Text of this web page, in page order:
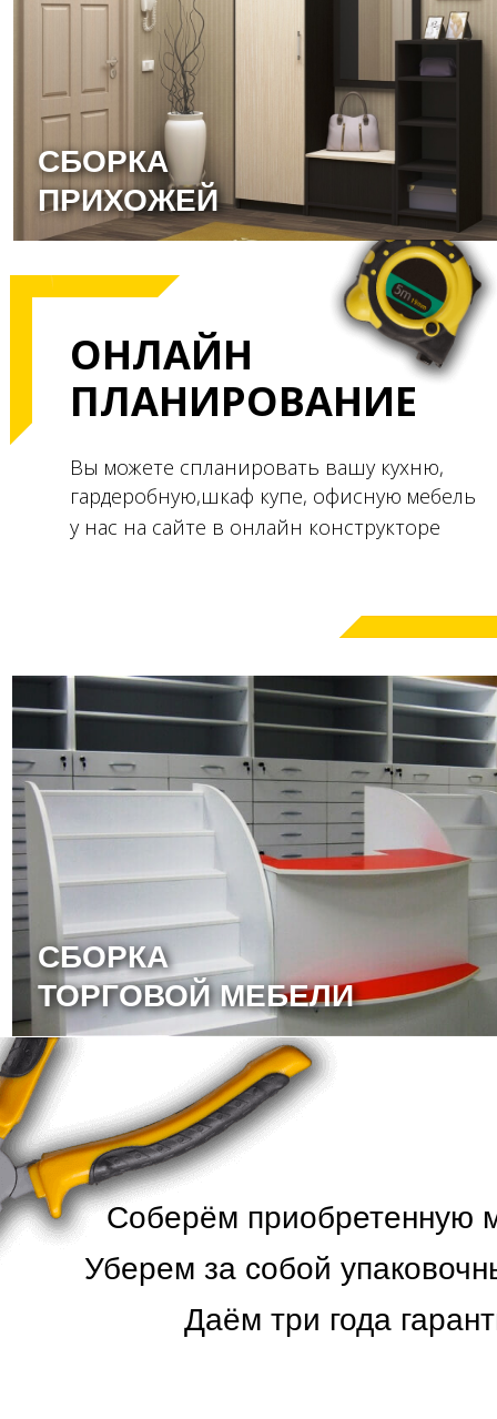
СБОРКА
ПРИХОЖЕЙ
СБОРКА
ТОРГОВОЙ МЕБЕЛИ
Соберём приобретенную
Уберем за собой
Даём три года
гардеробную,шкаф купе, офисную мебель
у нас на сайте в онлайн конструкторе
Вы можете спланировать вашу кухню,
ОНЛАЙН
ПЛАНИРОВАНИЕ